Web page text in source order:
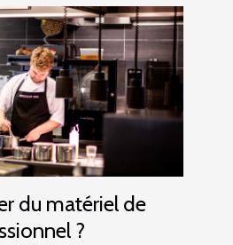
du matériel de
?